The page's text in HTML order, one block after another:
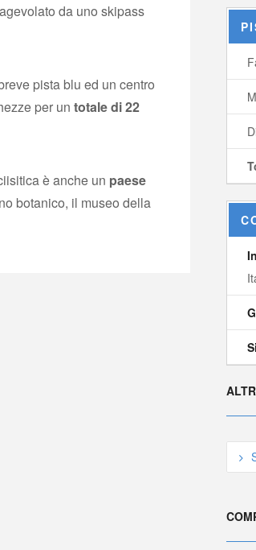
da uno skipass
pista blu ed un centro
per un totale di 22
è anche un paese
botanico, il museo della